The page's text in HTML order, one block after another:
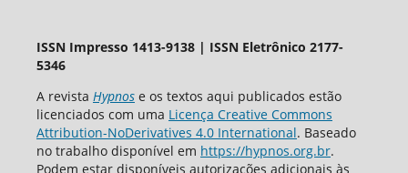
ISSN Impresso 1413-9138 | ISSN Eletrônico 2177-
5346
A revista Hypnose os textos aqui publicados estão
licenciados com uma Licença Creative Commons
Attribution-NoDerivatives 4.0 International. Baseado
no trabalho disponível em https://hypnos.org.br.
Podem estar disponíveis autorizações adicionais às